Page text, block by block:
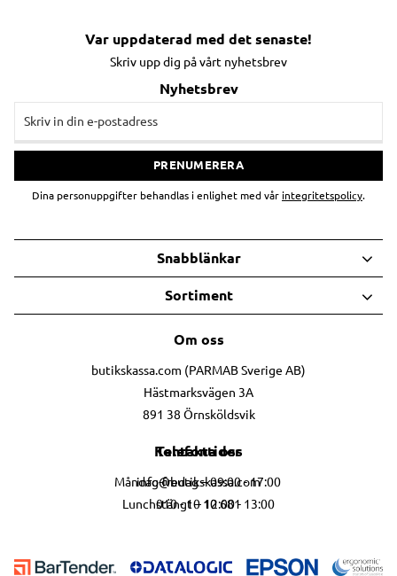
Var uppdaterad med det senaste!
Skriv upp dig på vårt nyhetsbrev
Nyhetsbrev
PRENUMERERA
Dina personuppgifter behandlas i enlighet med vår integritetspolicy.
Om oss
butikskassa.com (PARMAB Sverige AB)
Hästmarksvägen 3A
891 38 Örnsköldsvik
Kontakta oss
info@butikskassa.com
010 - 10 10 681
Telefontider
Måndag-fredag – 09:00 - 17:00
Lunchstängt – 12:00 - 13:00
Snabblänkar
Sortiment